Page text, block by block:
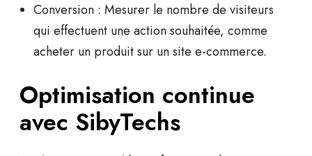
Conversion : Mesurer le nombre de visiteurs
qui effectuent une action souhaitée, comme
acheter un produit sur un site e-commerce.
Optimisation continue
avec SibyTechs